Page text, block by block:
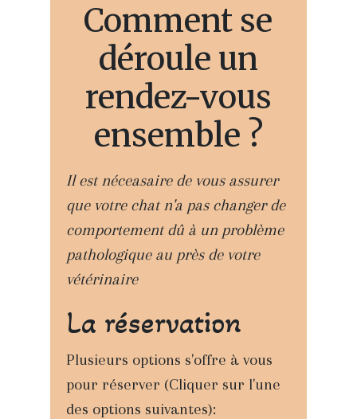
Comment se
déroule un
rendez-vous
ensemble ?
Il est néceasaire de vous assurer
que votre chat n'a pas changer de
comportement dû à un problème
pathologique au près de votre
vétérinaire
La réservation
Plusieurs options s'offre à vous
pour réserver (Cliquer sur l'une
des options suivantes):